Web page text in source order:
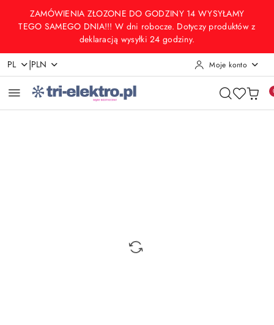
Przejdź do treści głównej
Przejdź do wyszukiwarki
Przejdź do moje konto
Przejdź do menu głównego
Przejdź do opisu produktu
Przejdź do stopki
ZAMÓWIENIA ZŁOZONE DO GODZINY 14 WYSYŁAMY
TEGO SAMEGO DNIA!!! W dni robocze. Dotyczy produktów z
deklaracją wysyłki 24 godziny.
PL |PLN Moje konto